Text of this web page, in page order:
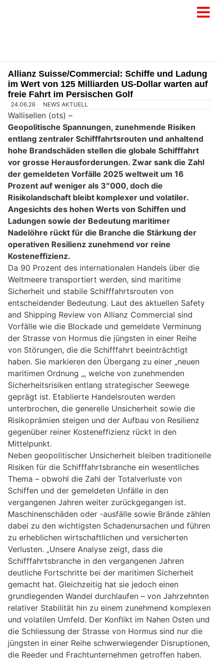
Allianz Suisse/Commercial: Schiffe und Ladung
im Wert von 125 Milliarden US-Dollar warten auf
freie Fahrt im Persischen Golf
24.06.26 NEWS AKTUELL
Wallisellen (ots) –
Geopolitische Spannungen, zunehmende Risiken
entlang zentraler Schifffahrtsrouten und anhaltend
hohe Brandschäden stellen die globale Schifffahrt
vor grosse Herausforderungen. Zwar sank die Zahl
der gemeldeten Vorfälle 2025 weltweit um 16
Prozent auf weniger als 3″000, doch die
Risikolandschaft bleibt komplexer und volatiler.
Angesichts des hohen Werts von Schiffen und
Ladungen sowie der Bedeutung maritimer
Nadelöhre rückt für die Branche die Stärkung der
operativen Resilienz zunehmend vor reine
Kosteneffizienz.
Da 90 Prozent des internationalen Handels über die
Weltmeere transportiert werden, sind maritime
Sicherheit und stabile Schifffahrtsrouten von
entscheidender Bedeutung. Laut des aktuellen Safety
and Shipping Review von Allianz Commercial sind
Vorfälle wie die Blockade und gemeldete Verminung
der Strasse von Hormus die jüngsten in einer Reihe
von Störungen, die die Schifffahrt beeinträchtigt
haben. Sie markieren den Übergang zu einer „neuen
maritimen Ordnung „, welche von zunehmenden
Sicherheitsrisiken entlang strategischer Seewege
geprägt ist. Etablierte Handelsrouten werden
unterbrochen, die generelle Unsicherheit sowie die
Risikoprämien steigen und der Aufbau von Resilienz
gegenüber reiner Kosteneffizienz rückt in den
Mittelpunkt.
Neben geopolitischer Unsicherheit bleiben traditionelle
Risiken für die Schifffahrtsbranche ein wesentliches
Thema – obwohl die Zahl der Totalverluste von
Schiffen und der gemeldeten Unfälle in den
vergangenen Jahren weiter zurückgegangen ist.
Maschinenschäden oder -ausfälle sowie Brände zählen
dabei zu den wichtigsten Schadenursachen und führen
zu erheblichen wirtschaftlichen und versicherten
Verlusten. „Unsere Analyse zeigt, dass die
Schifffahrtsbranche in den vergangenen Jahren
deutliche Fortschritte bei der maritimen Sicherheit
gemacht hat. Gleichzeitig hat sie jedoch einen
grundlegenden Wandel durchlaufen – von Jahrzehnten
relativer Stabilität hin zu einem zunehmend komplexen
und volatilen Umfeld. Der Konflikt im Nahen Osten und
die Schliessung der Strasse von Hormus sind nur die
jüngsten in einer Reihe schwerwiegender Disruptionen,
die Reeder und Frachtunternehmen getroffen haben.